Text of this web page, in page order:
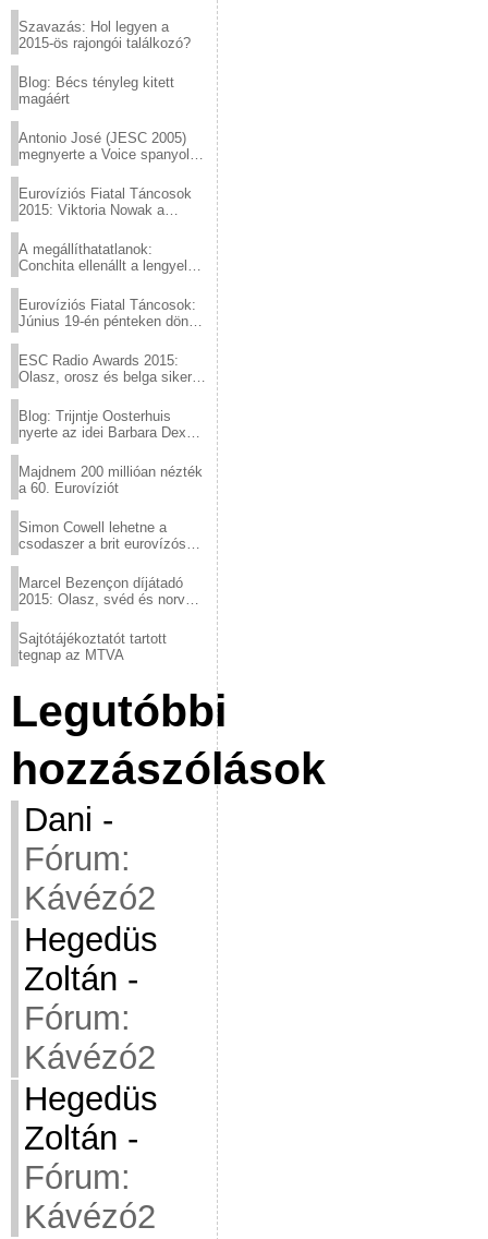
Szavazás: Hol legyen a
2015-ös rajongói találkozó?
Blog: Bécs tényleg kitett
magáért
Antonio José (JESC 2005)
megnyerte a Voice spanyol
Eurovíziós Fiatal Táncosok
2015: Viktoria Nowak a
A megállíthatatlanok:
Conchita ellenállt a lengyel
Eurovíziós Fiatal Táncosok:
Június 19-én pénteken döntő
ESC Radio Awards 2015:
Olasz, orosz és belga siker,
Blog: Trijntje Oosterhuis
nyerte az idei Barbara Dex
Majdnem 200 millióan nézték
a 60. Eurovíziót
Simon Cowell lehetne a
csodaszer a brit eurovízós
Marcel Bezençon díjátadó
2015: Olasz, svéd és norvég
Sajtótájékoztatót tartott
tegnap az MTVA
Legutóbbi
hozzászólások
Dani -
Fórum:
Kávézó2
Hegedüs
Zoltán -
Fórum:
Kávézó2
Hegedüs
Zoltán -
Fórum:
Kávézó2